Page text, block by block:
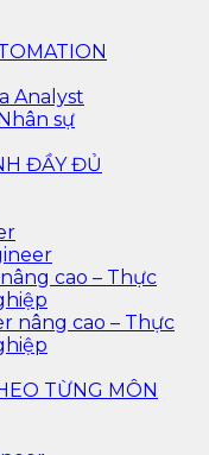
Analyst
sự
ĐẦY ĐỦ
cao – Thực
nâng cao – Thực
TỪNG MÔN